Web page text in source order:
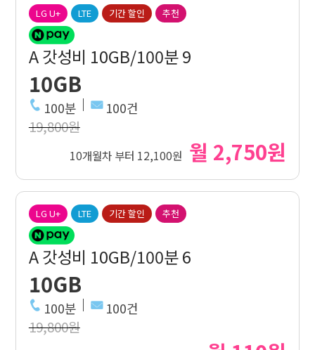
LG U+ LTE 기간 할인 추천
A 갓성비 10GB/100분 9
10GB
100분 100건
19,800원
10개월차 부터 12,100원 월 2,750원
LG U+ LTE 기간 할인 추천
A 갓성비 10GB/100분 6
10GB
100분 100건
19,800원